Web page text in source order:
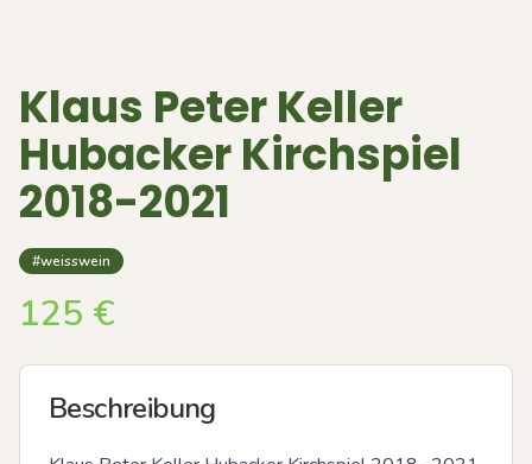
Klaus Peter Keller
Hubacker Kirchspiel
2018-2021
#weisswein
125 €
Beschreibung